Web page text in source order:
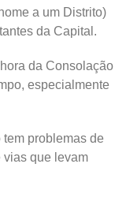
a um Distrito)
da Capital.
da Consolação
especialmente
problemas de
vias que levam